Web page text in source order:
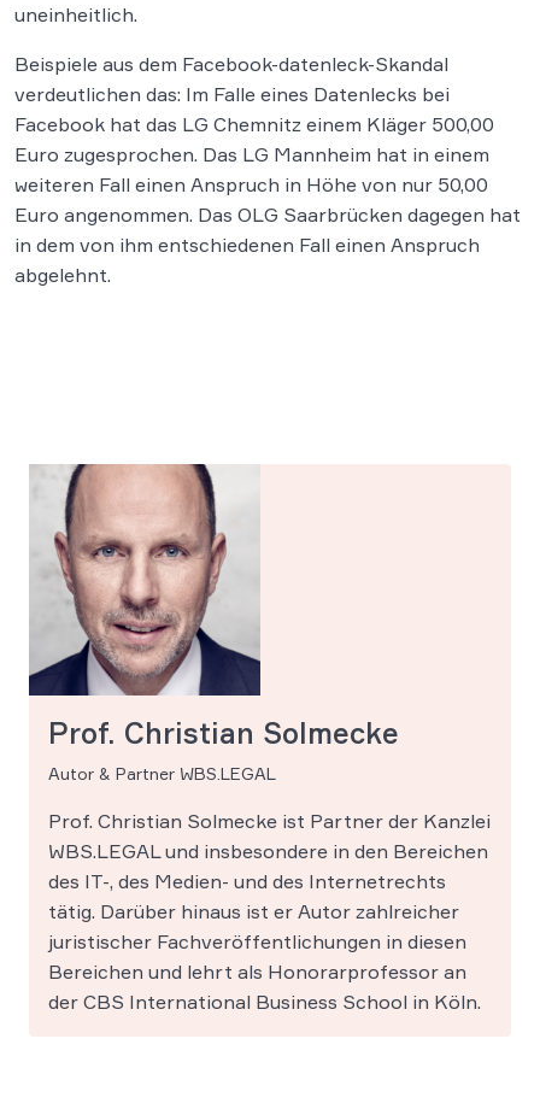
uneinheitlich.
Beispiele aus dem Facebook-datenleck-Skandal
verdeutlichen das: Im Falle eines Datenlecks bei
Facebook hat das LG Chemnitz einem Kläger 500,00
Euro zugesprochen. Das LG Mannheim hat in einem
weiteren Fall einen Anspruch in Höhe von nur 50,00
Euro angenommen. Das OLG Saarbrücken dagegen hat
in dem von ihm entschiedenen Fall einen Anspruch
abgelehnt.
Prof. Christian Solmecke
Autor & Partner WBS.LEGAL
Prof. Christian Solmecke ist Partner der Kanzlei
WBS.LEGAL und insbesondere in den Bereichen
des IT-, des Medien- und des Internetrechts
tätig. Darüber hinaus ist er Autor zahlreicher
juristischer Fachveröffentlichungen in diesen
Bereichen und lehrt als Honorarprofessor an
der CBS International Business School in Köln.